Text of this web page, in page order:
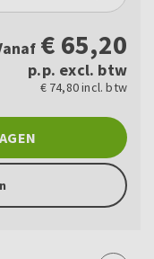
€ 65,20
p.p. excl. btw
€ 74,80 incl. btw